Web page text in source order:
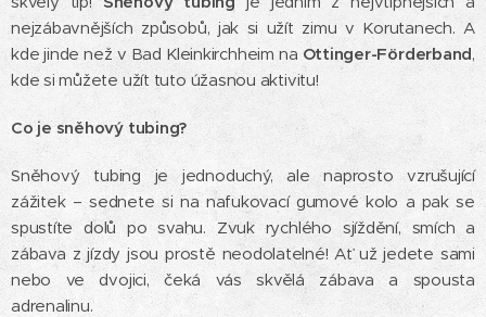
nejzábavnějších způsobů, jak si užít zimu v Korutanech. A
kde jinde než v Bad Kleinkirchheim na Ottinger-Förderband,
kde si můžete užít tuto úžasnou aktivitu!
Co je sněhový tubing?
Sněhový tubing je jednoduchý, ale naprosto vzrušující
zážitek – sednete si na nafukovací gumové kolo a pak se
spustíte dolů po svahu. Zvuk rychlého sjíždění, smích a
zábava z jízdy jsou prostě neodolatelné! Ať už jedete sami
nebo ve dvojici, čeká vás skvělá zábava a spousta
adrenalinu.